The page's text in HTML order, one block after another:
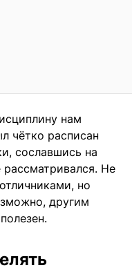
нам
чётко расписан
сославшись на
рассматривался. Не
но
другим